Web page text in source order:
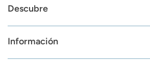
Descubre
Información